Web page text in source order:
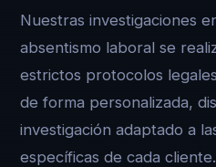
Nuestras investigaciones
absentismo laboral se
estrictos protocolos
de forma personalizada,
investigación adaptado a
específicas de cada cliente.